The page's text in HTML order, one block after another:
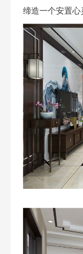
缔造一个安置心